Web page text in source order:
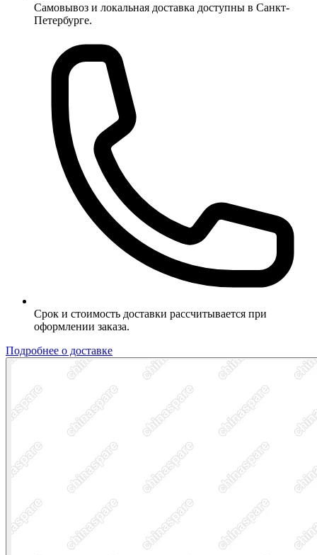
Самовывоз и локальная доставка доступны в Санкт-
Петербурге.
Срок и стоимость доставки рассчитывается при
оформлении заказа.
Подробнее о доставке